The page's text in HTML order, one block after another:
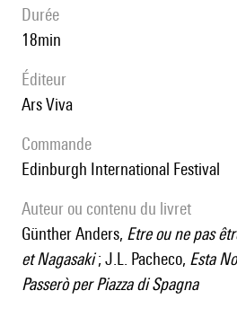
durée
18min
éditeur
Ars Viva
Commande
Edinburgh International Festival
Auteur ou contenu du livret
Günther Anders, Etre ou ne pas
et Nagasaki; J.L. Pacheco, Esta
Passerò per Piazza di Spagna